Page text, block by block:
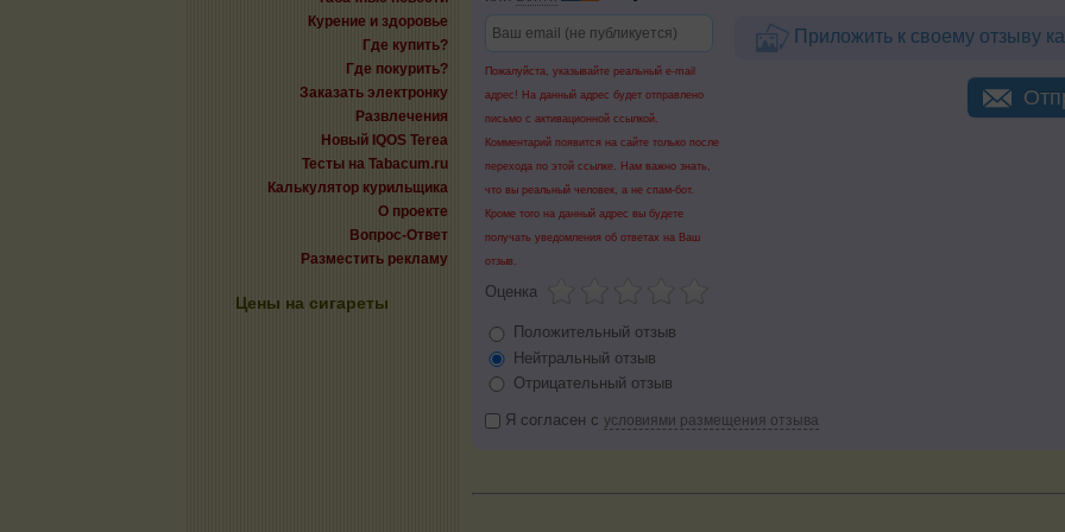
Курение и здоровье
Где купить?
Где покурить?
Заказать электронку
Развлечения
Новый IQOS Terea
Тесты на Tabacum.ru
Калькулятор курильщика
О проекте
Вопрос-Ответ
Разместить рекламу
Цены на сигареты
Пожалуйста, указывайте реальный e-mail
адрес! На данный адрес будет отправлено
письмо с активационной ссылкой.
Комментарий появится на сайте только после
перехода по этой ссылке. Нам важно знать,
что вы реальный человек, а не спам-бот.
Кроме того на данный адрес вы будете
получать уведомления об ответах на Ваш
отзыв.
Оценка
Положительный отзыв
Нейтральный отзыв
Отрицательный отзыв
Приложить к своему отзыву
Я согласен с условиями размещения отзыва